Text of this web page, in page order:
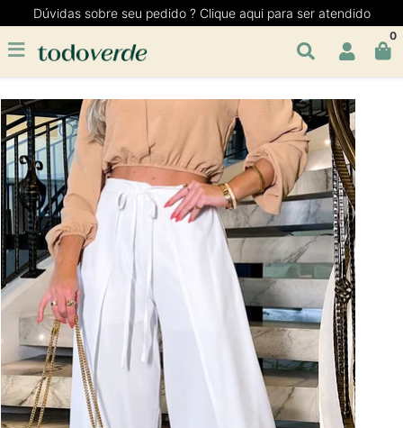
Dúvidas sobre seu pedido ? Clique aqui para ser atendido
0